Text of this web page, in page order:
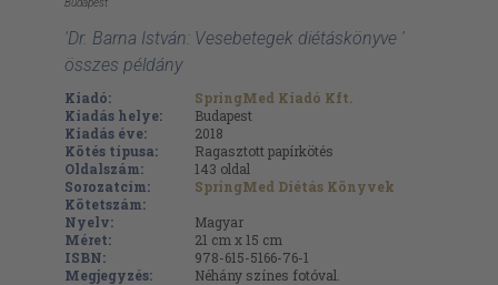
Budapest
'Dr. Barna István: Vesebetegek diétáskönyve '
összes példány
Kiadó:
SpringMed Kiadó Kft.
Kiadás helye:
Budapest
Kiadás éve:
2018
Kötés típusa:
Ragasztott papírkötés
Oldalszám:
143 oldal
Sorozatcím:
SpringMed Diétás Könyvek
Kötetszám:
Nyelv:
Magyar
Méret:
21 cm x 15 cm
ISBN:
978-615-5166-76-1
Megjegyzés:
Néhány színes fotóval.